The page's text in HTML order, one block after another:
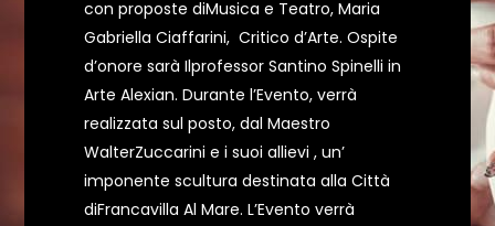
con proposte diMusica e Teatro, Maria
Gabriella Ciaffarini, Critico d’Arte. Ospite
d’onore sarà Ilprofessor Santino Spinelli in
Arte Alexian. Durante l’Evento, verrà
realizzata sul posto, dal Maestro
WalterZuccarini e i suoi allievi , un’
imponente scultura destinata alla Città
diFrancavilla Al Mare. L’Evento verrà